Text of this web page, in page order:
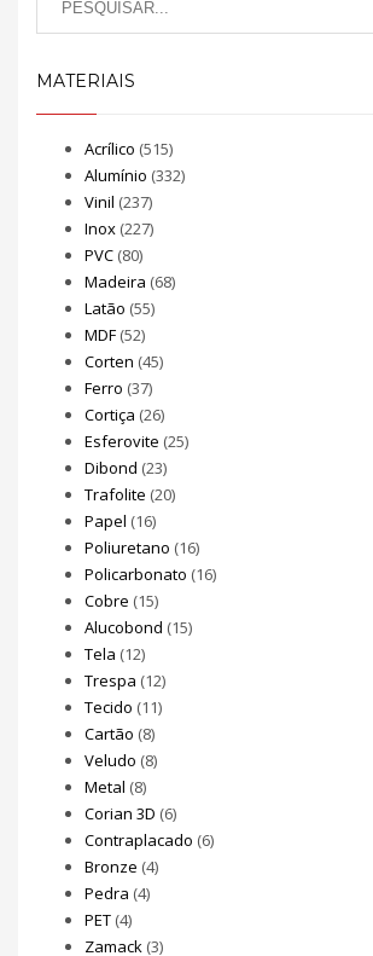
MATERIAIS
Acrílico (515)
Alumínio (332)
Vinil (237)
Inox (227)
PVC (80)
Madeira (68)
Latão (55)
MDF (52)
Corten (45)
Ferro (37)
Cortiça (26)
Esferovite (25)
Dibond (23)
Trafolite (20)
Papel (16)
Poliuretano (16)
Policarbonato (16)
Cobre (15)
Alucobond (15)
Tela (12)
Trespa (12)
Tecido (11)
Cartão (8)
Veludo (8)
Metal (8)
Corian 3D (6)
Contraplacado (6)
Bronze (4)
Pedra (4)
PET (4)
Zamack (3)